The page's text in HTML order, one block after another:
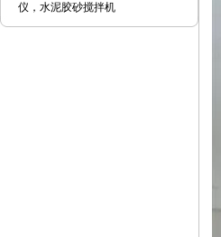
仪，水泥胶砂搅拌机